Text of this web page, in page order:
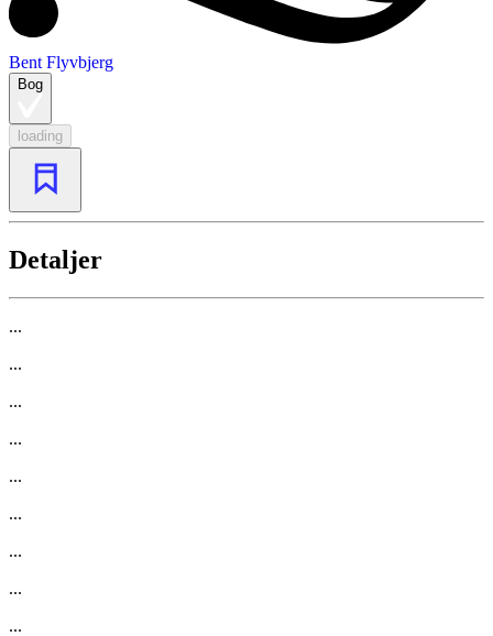
Bent Flyvbjerg
Bog
loading
Detaljer
...
...
...
...
...
...
...
...
...